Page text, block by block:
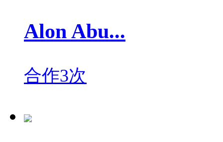
Alon Abu...
合作3次